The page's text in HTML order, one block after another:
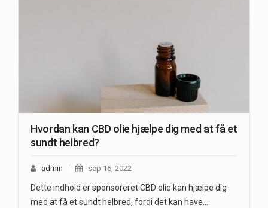
Hvordan kan CBD olie hjælpe dig med at få et
sundt helbred?
admin sep 16, 2022
Dette indhold er sponsoreret CBD olie kan hjælpe dig
med at få et sundt helbred, fordi det kan have…